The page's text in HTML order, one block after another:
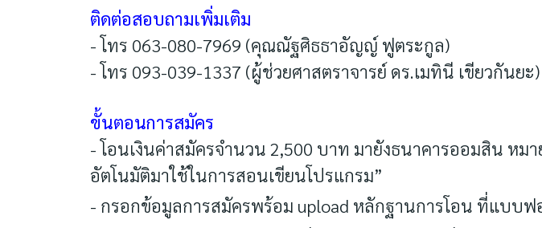
ติดต่อสอบถามเพิ่มเติม
- โทร 063-080-7969 (คุณณัฐศิธธาอัญญ์ ฟูตระกูล)
- โทร 093-039-1337 (ผู้ช่วยศาสตราจารย์ ดร.เมทินี เขียวกันยะ)
ขั้นตอนการสมัคร
- โอนเงินค่าสมัครจำนวน 2,500 บาท มายังธนาคารออมสิน ห
อัตโนมัติมาใช้ในการสอนเขียนโปรแกรม”
- กรอกข้อมูลการสมัครพร้อม upload หลักฐานการโอน ที่แบบฟ